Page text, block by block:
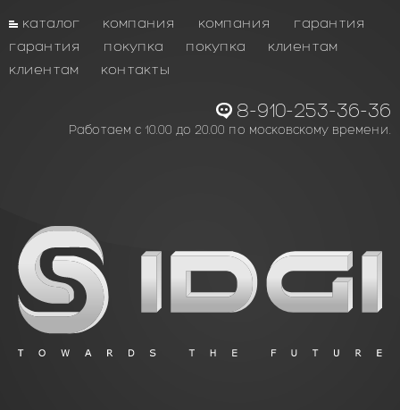
каталог компания компания
гарантия
гарантия
покупка покупка
клиентам
клиентам
контакты
8-910-253-36-36
Работаем с 10.00 до 20.00 по московскому времени.